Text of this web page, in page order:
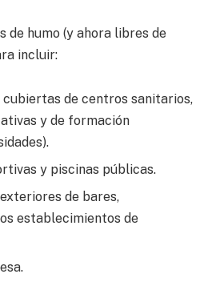
de humo (y ahora libres de
incluir:
de centros sanitarios,
y de formación
y piscinas públicas.
de bares,
establecimientos de